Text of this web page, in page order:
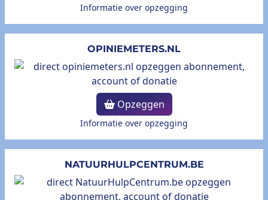
Informatie over opzegging
OPINIEMETERS.NL
Opzeggen
Informatie over opzegging
NATUURHULPCENTRUM.BE